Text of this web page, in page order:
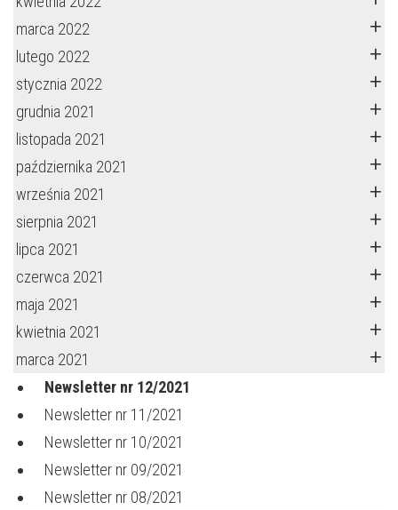
marca 2022
lutego 2022
stycznia 2022
grudnia 2021
listopada 2021
października 2021
września 2021
sierpnia 2021
lipca 2021
czerwca 2021
maja 2021
kwietnia 2021
marca 2021
Newsletter nr 12/2021
Newsletter nr 11/2021
Newsletter nr 10/2021
Newsletter nr 09/2021
Newsletter nr 08/2021